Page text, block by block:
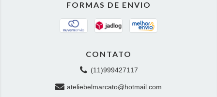
FORMAS DE ENVIO
CONTATO
(11)999427117
ateliebelmarcato@hotmail.com